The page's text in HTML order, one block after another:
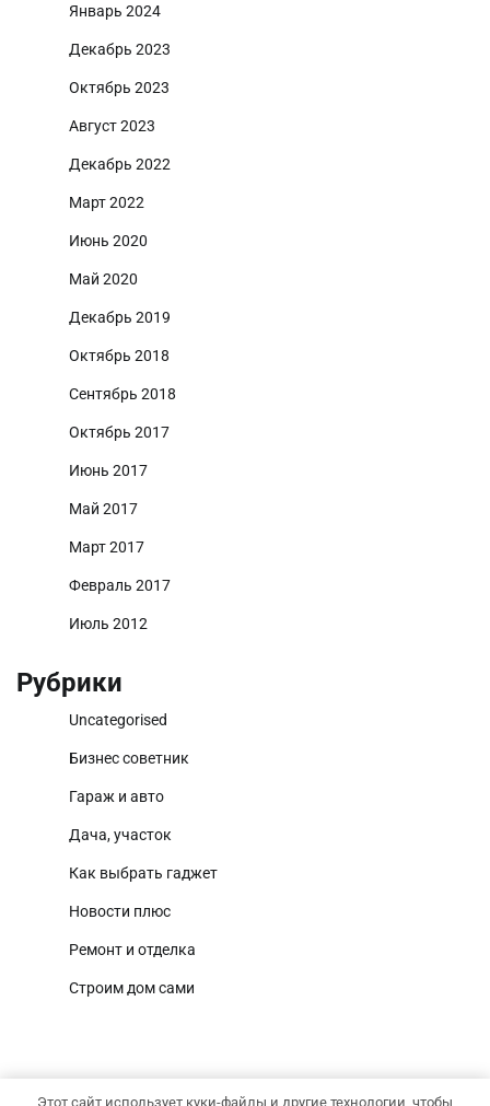
Январь 2024
Декабрь 2023
Октябрь 2023
Август 2023
Декабрь 2022
Март 2022
Июнь 2020
Май 2020
Декабрь 2019
Октябрь 2018
Сентябрь 2018
Октябрь 2017
Июнь 2017
Май 2017
Март 2017
Февраль 2017
Июль 2012
Рубрики
Uncategorised
Бизнес советник
Гараж и авто
Дача, участок
Как выбрать гаджет
Новости плюс
Ремонт и отделка
Строим дом сами
Этот сайт использует куки-файлы и другие технологии, чтобы